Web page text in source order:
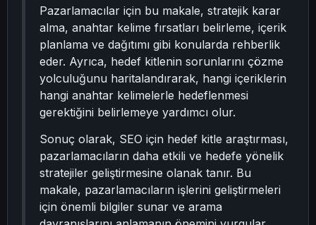
Pazarlamacılar için bu makale, stratejik karar
alma, anahtar kelime fırsatları belirleme, içerik
planlama ve dağıtımı gibi konularda rehberlik
eder. Ayrıca, hedef kitlenin sorunlarını çözme
yolculuğunu haritalandırarak, hangi içeriklerin
hangi anahtar kelimelerle hedeflenmesi
gerektiğini belirlemeye yardımcı olur.
Sonuç olarak, SEO için hedef kitle araştırması,
pazarlamacıların daha etkili ve hedefe yönelik
stratejiler geliştirmesine olanak tanır. Bu
makale, pazarlamacıların işlerini geliştirmeleri
için önemli bilgiler sunar ve arama